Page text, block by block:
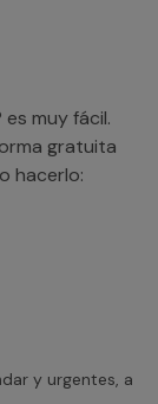
muy fácil.
gratuita
hacerlo:
y urgentes, a